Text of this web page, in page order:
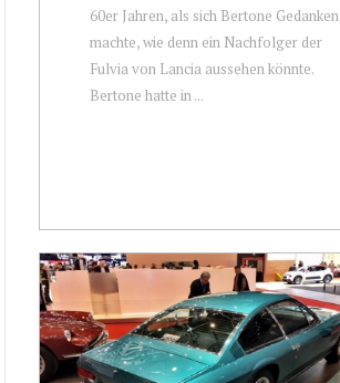
60er Jahren, als sich Bertone Gedanken
machte, wie denn ein Nachfolger der
Fulvia von Lancia aussehen könnte.
Bertone hatte in ...